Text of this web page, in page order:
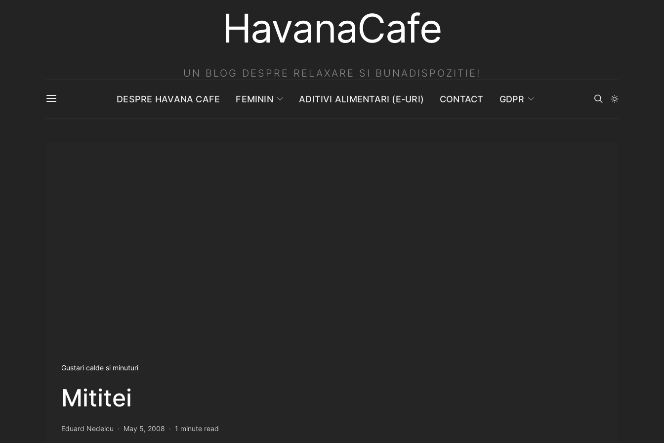
HavanaCafe
UN BLOG DESPRE RELAXARE SI BUNADISPOZITIE!
DESPRE HAVANA CAFE FEMININ ADITIVI ALIMENTARI (E-URI) CONTACT GDPR
Gustari calde si minuturi
Mititei
Eduard Nedelcu May 5, 2008 1 minute read